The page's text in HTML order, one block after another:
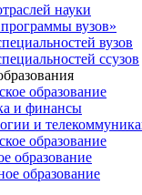
науки
вузов»
вузов
ссузов
образование
и финансы
и
образование
образование
образование